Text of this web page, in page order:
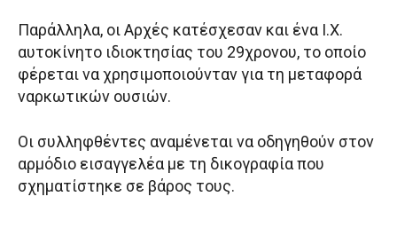
Παράλληλα, οι Αρχές κατέσχεσαν και ένα Ι.Χ.
αυτοκίνητο ιδιοκτησίας του 29χρονου, το οποίο
φέρεται να χρησιμοποιούνταν για τη μεταφορά
ναρκωτικών ουσιών.
Οι συλληφθέντες αναμένεται να οδηγηθούν στον
αρμόδιο εισαγγελέα με τη δικογραφία που
σχηματίστηκε σε βάρος τους.